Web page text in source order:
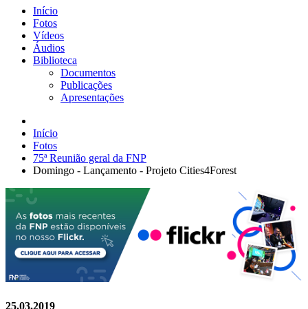
Início
Fotos
Vídeos
Áudios
Biblioteca
Documentos
Publicações
Apresentações
Início
Fotos
75ª Reunião geral da FNP
Domingo - Lançamento - Projeto Cities4Forest
25.03.2019